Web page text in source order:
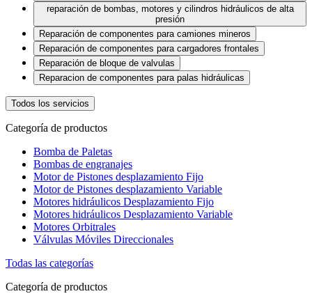
reparación de bombas, motores y cilindros hidráulicos de alta
presión
Reparación de componentes para camiones mineros
Reparación de componentes para cargadores frontales
Reparación de bloque de valvulas
Reparacion de componentes para palas hidráulicas
Todos los servicios
Categoría de productos
Bomba de Paletas
Bombas de engranajes
Motor de Pistones desplazamiento Fijo
Motor de Pistones desplazamiento Variable
Motores hidráulicos Desplazamiento Fijo
Motores hidráulicos Desplazamiento Variable
Motores Orbitrales
Válvulas Móviles Direccionales
Todas las categorías
Categoría de productos